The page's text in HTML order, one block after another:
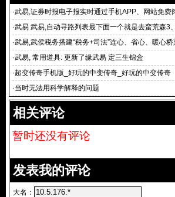
·武易,证券时报电子报实时通过手机APP、网站免费
易 重大
·武易 武易,自动寻路列表最下面一个就是去蛮荒森3
武易你很
·武易,武侯税务搭建“税务+司法”连心、省心、暖心桥
易
·武易, 常用道具: 更新了缘武易 定三生锦盒
·超变传奇手机版_好玩的中变传奇_好玩的中变传奇
·当时无法用科学解释的问题
相关评论
暂时还没有评论
发表我的评论
大名：